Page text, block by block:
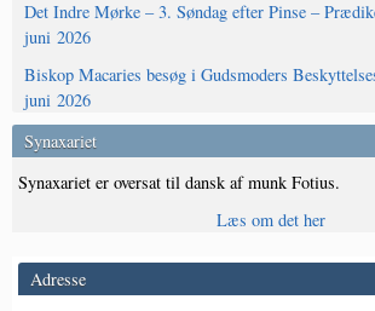
Det Indre Mørke – 3. Søndag efter Pinse –
juni 2026
Biskop Macaries besøg i Gudsmoders
juni 2026
Synaxariet
Synaxariet er oversat til dansk af munk Fotius.
Læs om det her
Adresse